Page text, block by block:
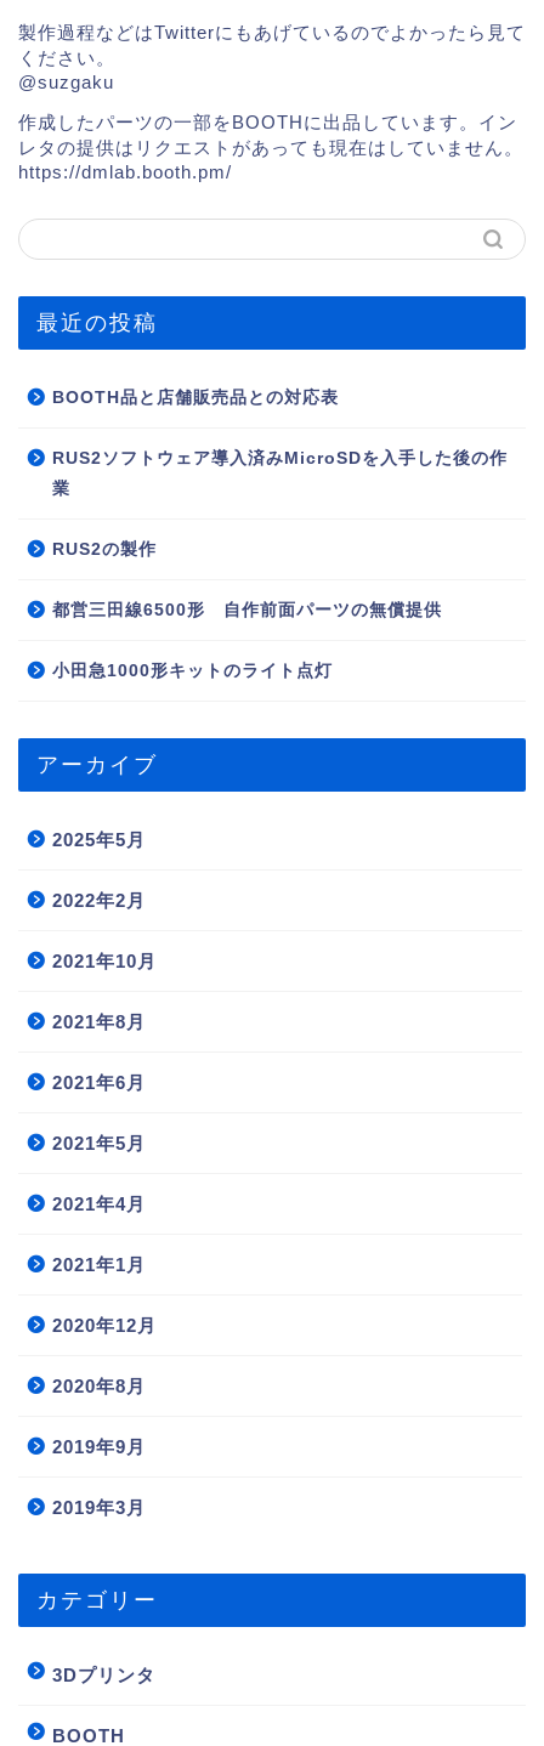
製作過程などはTwitterにもあげているのでよかったら見て
ください。
@suzgaku
作成したパーツの一部をBOOTHに出品しています。イン
レタの提供はリクエストがあっても現在はしていません。
https://dmlab.booth.pm/
最近の投稿
BOOTH品と店舗販売品との対応表
RUS2ソフトウェア導入済みMicroSDを入手した後の作
業
RUS2の製作
都営三田線6500形 自作前面パーツの無償提供
小田急1000形キットのライト点灯
アーカイブ
2025年5月
2022年2月
2021年10月
2021年8月
2021年6月
2021年5月
2021年4月
2021年1月
2020年12月
2020年8月
2019年9月
2019年3月
カテゴリー
3Dプリンタ
BOOTH